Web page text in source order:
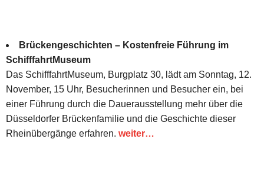
Brückengeschichten – Kostenfreie Führung im
SchifffahrtMuseum
Das SchifffahrtMuseum, Burgplatz 30, lädt am Sonntag, 12.
November, 15 Uhr, Besucherinnen und Besucher ein, bei
einer Führung durch die Dauerausstellung mehr über die
Düsseldorfer Brückenfamilie und die Geschichte dieser
Rheinübergänge erfahren. weiter…